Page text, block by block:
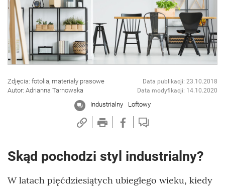
Zdjęcia: fotolia, materiały prasowe
Autor: Adrianna Tarnowska
Data publikacji: 23.10.2018
Data modyfikacji: 14.10.2020
Industrialny Loftowy
Skąd pochodzi styl industrialny?
W latach pięćdziesiątych ubiegłego wieku, kiedy